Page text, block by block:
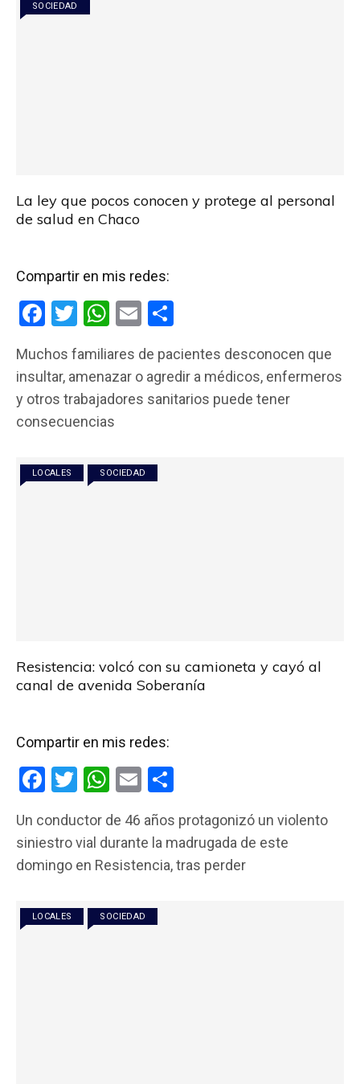
SOCIEDAD
La ley que pocos conocen y protege al personal
de salud en Chaco
Compartir en mis redes:
F
ce
b
o
k
T
tt
er
W
at
s
A
p
E
ail m
p
Muchos familiares de pacientes desconocen que
insultar, amenazar o agredir a médicos, enfermeros
y otros trabajadores sanitarios puede tener
consecuencias
LOCALES SOCIEDAD
Resistencia: volcó con su camioneta y cayó al
canal de avenida Soberanía
Compartir en mis redes:
F
ce
b
o
o
k
T
tt
er
W
at
s
p
p
E
ail m
p
Un conductor de 46 años protagonizó un violento
siniestro vial durante la madrugada de este
domingo en Resistencia, tras perder
LOCALES SOCIEDAD